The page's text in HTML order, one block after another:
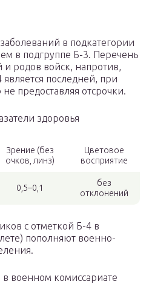
в подкатегории
в подгруппе Б-3. Перечень
родов войск, напротив,
является последней, при
предоставляя отсрочки.
здоровья
Зрение (без
очков, линз)
Цветовое
восприятие
0,5–0,1
без
отклонений
с отметкой Б-4 в
пополняют военно-
военном комиссариате